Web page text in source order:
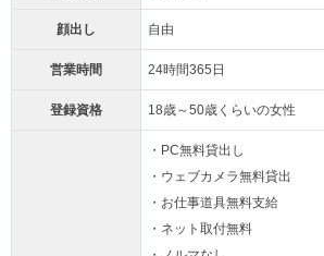
顔出し 自由
営業時間 24時間365日
登録資格 18歳～50歳くらいの女性
・PC無料貸出し
・ウェブカメラ無料貸出
・お仕事道具無料支給
・ネット取付無料